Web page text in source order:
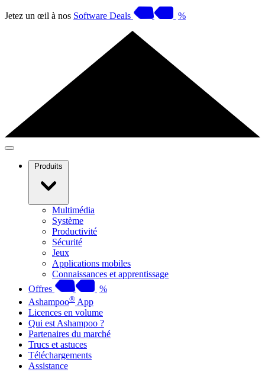
Jetez un œil à nos Software Deals %
Produits
Multimédia
Système
Productivité
Sécurité
Jeux
Applications mobiles
Connaissances et apprentissage
Offres
%
Ashampoo® App
Licences en volume
Qui est Ashampoo ?
Partenaires du marché
Trucs et astuces
Téléchargements
Assistance